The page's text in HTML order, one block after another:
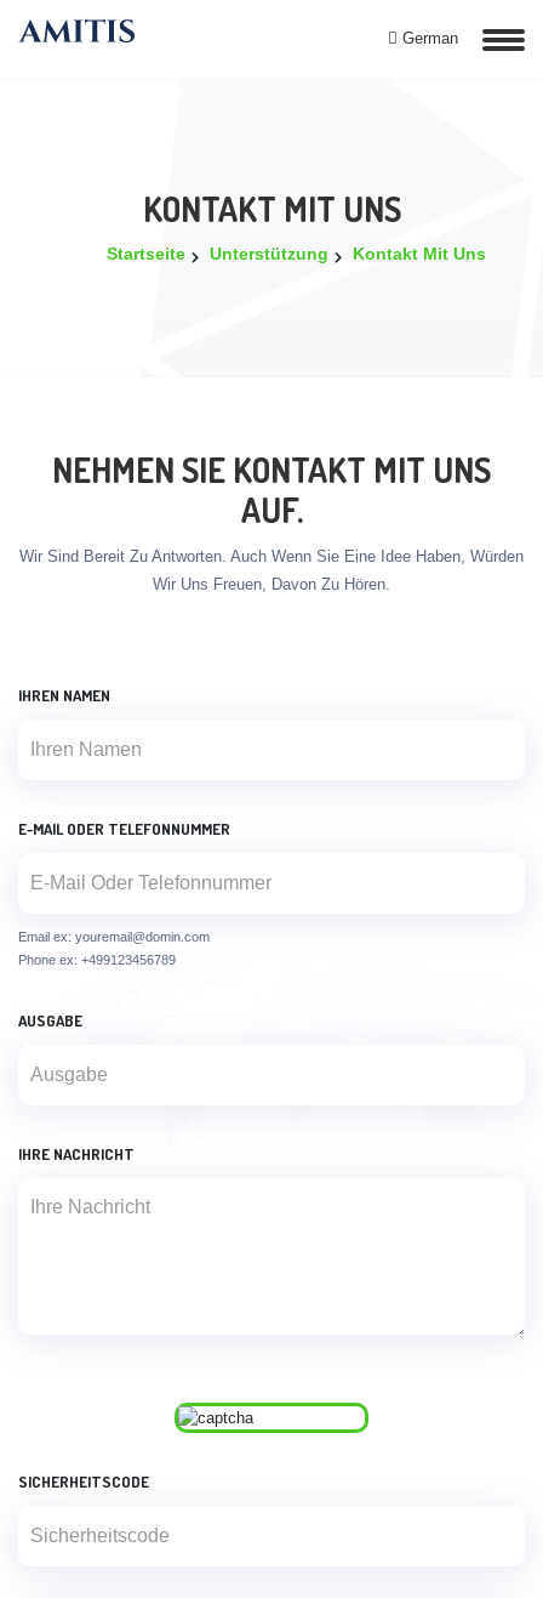
German
KONTAKT MIT UNS
Startseite Unterstützung Kontakt Mit Uns
NEHMEN SIE KONTAKT MIT UNS
AUF.
Wir Sind Bereit Zu Antworten. Auch Wenn Sie Eine Idee Haben, Würden
Wir Uns Freuen, Davon Zu Hören.
IHREN NAMEN
E-MAIL ODER TELEFONNUMMER
Email ex: youremail@domin.com
Phone ex: +499123456789
AUSGABE
IHRE NACHRICHT
SICHERHEITSCODE